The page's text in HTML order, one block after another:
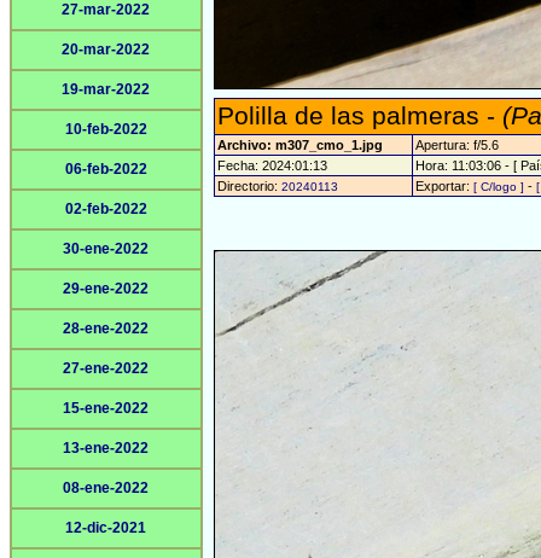
27-mar-2022
20-mar-2022
19-mar-2022
10-feb-2022
06-feb-2022
02-feb-2022
30-ene-2022
29-ene-2022
28-ene-2022
27-ene-2022
15-ene-2022
13-ene-2022
08-ene-2022
12-dic-2021
Polilla de las palmeras -
Archivo: m307_cmo_1.jpg
Apertura: f/5.6
Fecha: 2024:01:13
Hora: 11:03:06 - [
Directorio: 20240113 Exportar: [ C/logo ] -